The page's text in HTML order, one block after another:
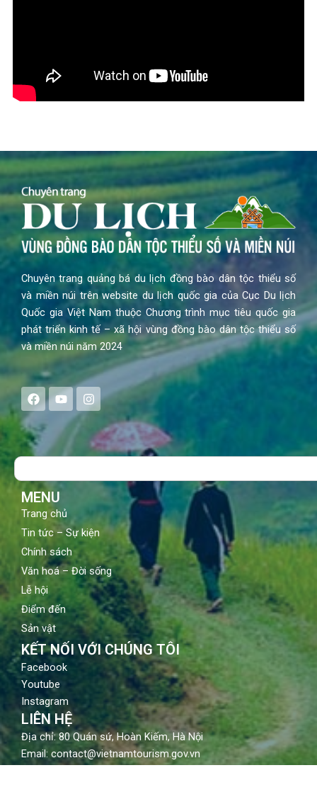
Chuyên trang quảng bá du lịch đồng bào dân tộc thiểu số
và miền núi trên website du lịch quốc gia của Cục Du lịch
Quốc gia Việt Nam thuộc Chương trình mục tiêu quốc gia
phát triển kinh tế – xã hội vùng đồng bào dân tộc thiểu số
và miền núi năm 2024
F
a
e
b
o
Y
o
t
b
I
n
s
a
g
Search
MENU
Trang chủ
Tin tức – Sự kiện
Chính sách
Văn hoá – Đời sống
Lễ hội
Điểm đến
Sản vật
KẾT NỐI VỚI CHÚNG TÔI
Facebook
Youtube
Instagram
LIÊN HỆ
Địa chỉ: 80 Quán sứ, Hoàn Kiếm, Hà Nội
Email: contact@vietnamtourism.gov.vn